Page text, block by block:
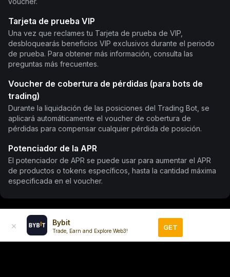
Bybit
Trade, Earn and Explore Web3! GET
Tarjeta de prueba VIP
Una vez que reclames tu Tarjeta de prueba de VIP,
desbloquearás beneficios VIP exclusivos durante el periodo
de prueba. Para obtener más información, consulta las
preguntas más frecuentes.
Voucher de cobertura de pérdidas (para bots de
trading)
Durante la liquidación de las posiciones del Trading Bot, se
aplicará automáticamente el voucher de cobertura de
pérdidas para compensar cualquier pérdida de posición.
Potenciador de la APR
El potenciador de APR se puede usar para aumentar el APR
de productos o tokens específicos, hasta la cantidad máxima
especificada en el voucher.